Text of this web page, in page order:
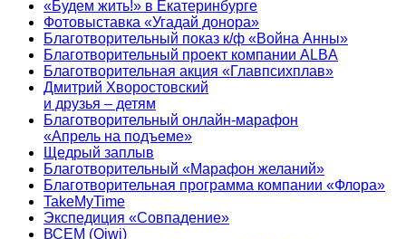
«Будем жить!» в Екатеринбурге
Фотовыставка «Угадай донора»
Благотворительный показ к/ф «Война Анны»
Благотворительный проект компании ALBA
Благотворительная акция «Главпсихплав»
Дмитрий Хворостовский
и друзья – детям
Благотворительный онлайн‑марафон
«Апрель на подъеме»
Щедрый заплыв
Благотворительный «Марафон желаний»
Благотворительная программа компании «Флора»
TakeMyTime
Экспедиция «Совпадение»
ВСЕМ (Qiwi)